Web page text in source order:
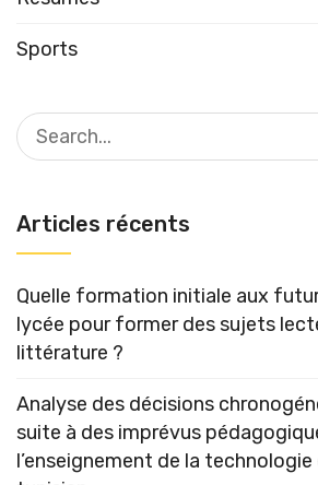
Sports
Search
for:
Articles récents
Quelle formation initiale aux
lycée pour former des sujets
littérature ?
Analyse des décisions
suite à des imprévus
l’enseignement de la